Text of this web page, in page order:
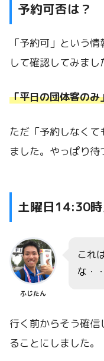
予約可否は？
「予約可」という
して確認してみまし
「平日の団体客のみ
ただ「予約しなく
ました。やっぱり待
土曜日14:30
ふじたん
これ
な・
行く前からそう確
ることにしました。